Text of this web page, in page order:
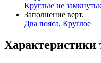
Круглые не
Заполнение верт.
Два пояса, Круглое
Характеристики